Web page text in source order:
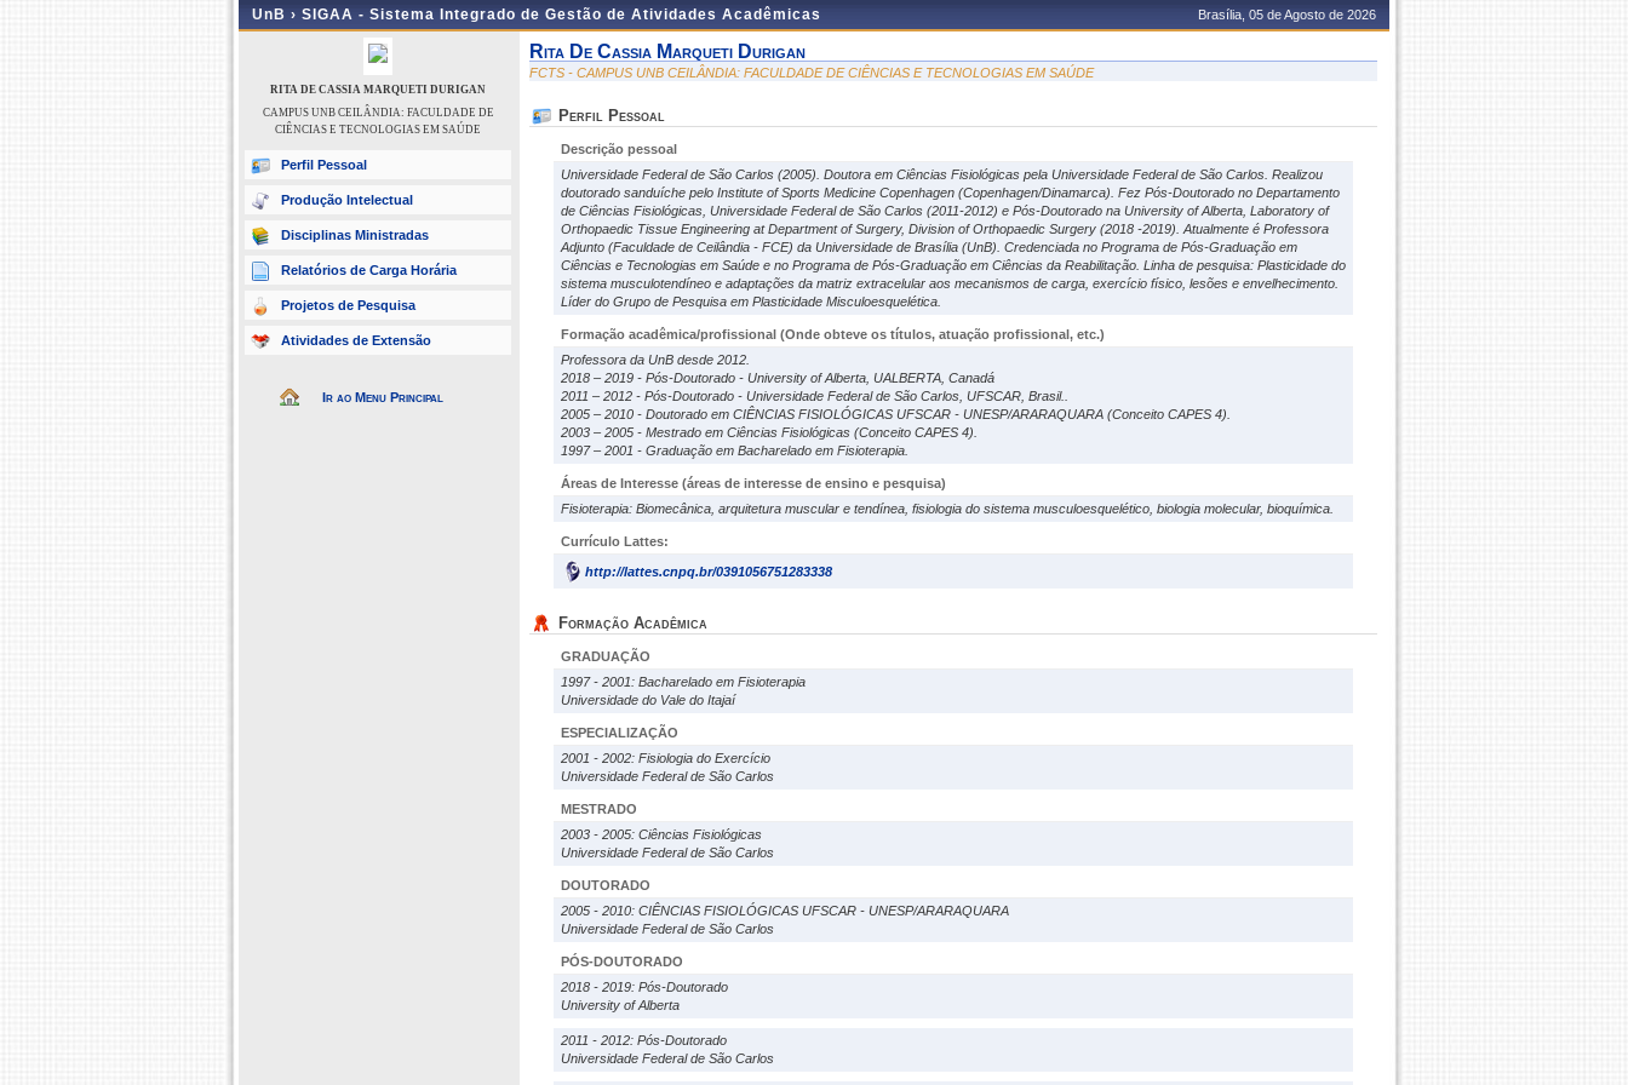
UnB › SIGAA - Sistema Integrado de Gestão de Atividades Acadêmicas Brasília, 05 de Agosto de 2026
RITA DE CASSIA MARQUETI DURIGAN
CAMPUS UNB CEILÂNDIA: FACULDADE DE
CIÊNCIAS E TECNOLOGIAS EM SAÚDE
Perfil Pessoal
Produção Intelectual
Disciplinas Ministradas
Relatórios de Carga Horária
Projetos de Pesquisa
Atividades de Extensão
Ir ao Menu Principal
Rita De Cassia Marqueti Durigan
FCTS - CAMPUS UNB CEILÂNDIA: FACULDADE DE CIÊNCIAS E TECNOLOGIAS EM SAÚDE
Perfil Pessoal
Descrição pessoal
Universidade Federal de São Carlos (2005). Doutora em Ciências Fisiológicas pela Universidade Federal de São Carlos. Realizou
doutorado sanduíche pelo Institute of Sports Medicine Copenhagen (Copenhagen/Dinamarca). Fez Pós-Doutorado no Departamento
de Ciências Fisiológicas, Universidade Federal de São Carlos (2011-2012) e Pós-Doutorado na University of Alberta, Laboratory of
Orthopaedic Tissue Engineering at Department of Surgery, Division of Orthopaedic Surgery (2018 -2019). Atualmente é Professora
Adjunto (Faculdade de Ceilândia - FCE) da Universidade de Brasília (UnB). Credenciada no Programa de Pós-Graduação em
Ciências e Tecnologias em Saúde e no Programa de Pós-Graduação em Ciências da Reabilitação. Linha de pesquisa: Plasticidade do
sistema musculotendíneo e adaptações da matriz extracelular aos mecanismos de carga, exercício físico, lesões e envelhecimento.
Líder do Grupo de Pesquisa em Plasticidade Misculoesquelética.
Formação acadêmica/profissional (Onde obteve os títulos, atuação profissional, etc.)
Professora da UnB desde 2012.
2018 – 2019 - Pós-Doutorado - University of Alberta, UALBERTA, Canadá
2011 – 2012 - Pós-Doutorado - Universidade Federal de São Carlos, UFSCAR, Brasil..
2005 – 2010 - Doutorado em CIÊNCIAS FISIOLÓGICAS UFSCAR - UNESP/ARARAQUARA (Conceito CAPES 4).
2003 – 2005 - Mestrado em Ciências Fisiológicas (Conceito CAPES 4).
1997 – 2001 - Graduação em Bacharelado em Fisioterapia.
Áreas de Interesse (áreas de interesse de ensino e pesquisa)
Fisioterapia: Biomecânica, arquitetura muscular e tendínea, fisiologia do sistema musculoesquelético, biologia molecular, bioquímica.
Currículo Lattes:
http://lattes.cnpq.br/0391056751283338
Formação Acadêmica
GRADUAÇÃO
1997 - 2001: Bacharelado em Fisioterapia
Universidade do Vale do Itajaí
ESPECIALIZAÇÃO
2001 - 2002: Fisiologia do Exercício
Universidade Federal de São Carlos
MESTRADO
2003 - 2005: Ciências Fisiológicas
Universidade Federal de São Carlos
DOUTORADO
2005 - 2010: CIÊNCIAS FISIOLÓGICAS UFSCAR - UNESP/ARARAQUARA
Universidade Federal de São Carlos
PÓS-DOUTORADO
2018 - 2019: Pós-Doutorado
University of Alberta
2011 - 2012: Pós-Doutorado
Universidade Federal de São Carlos